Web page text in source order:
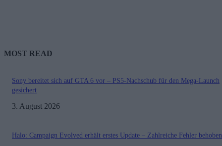
MOST READ
Sony bereitet sich auf GTA 6 vor – PS5-Nachschub für den Mega-Launch
gesichert
3. August 2026
Halo: Campaign Evolved erhält erstes Update – Zahlreiche Fehler behoben